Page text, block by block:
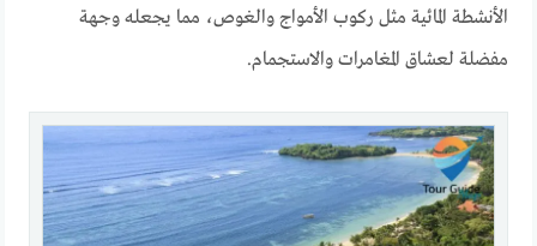
الأنشطة المائية مثل ركوب الأمواج والغوص، مما يجعله وجهة
مفضلة لعشاق المغامرات والاستجمام.